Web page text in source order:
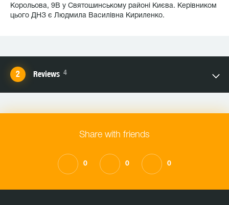
Корольова, 9В у Святошинському районі Києва. Керівником
цього ДНЗ є Людмила Василівна Кириленко.
Reviews 4
Share with friends
0 0 0